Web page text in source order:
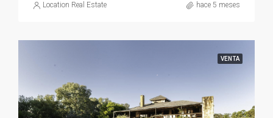
Location Real Estate hace 5 meses
VENTA